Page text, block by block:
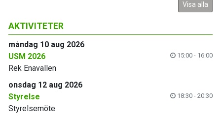
Visa alla
AKTIVITETER
måndag 10 aug 2026
USM 2026
15:00 - 16:00
Rek Enavallen
onsdag 12 aug 2026
Styrelse
18:30 - 20:30
Styrelsemöte